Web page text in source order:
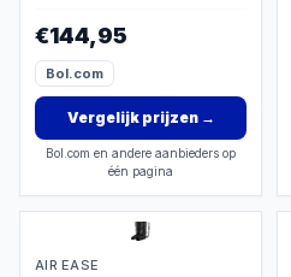
€144,95
Bol.com
Vergelijk prijzen→
Bol.com en andere aanbieders op
één pagina
AIR EASE